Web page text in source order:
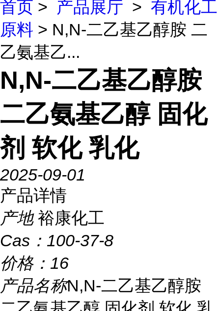
首页 > 产品展厅 > 有机化工
原料 > N,N-二乙基乙醇胺 二
乙氨基乙...
N,N-二乙基乙醇胺
二乙氨基乙醇 固化
剂 软化 乳化
2025-09-01
产品详情
产地 裕康化工
Cas： 100-37-8
价格： 16
产品名称N,N-二乙基乙醇胺